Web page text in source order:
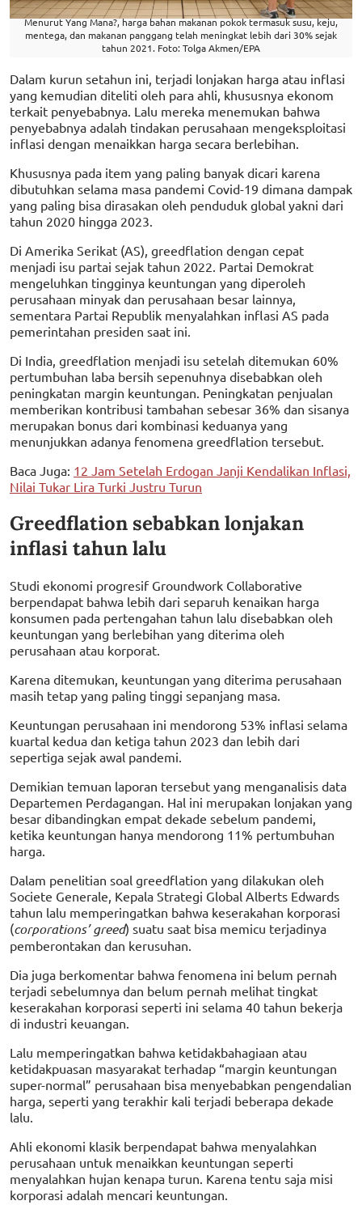
Menurut Yang Mana?, harga bahan makanan pokok termasuk susu, keju,
mentega, dan makanan panggang telah meningkat lebih dari 30% sejak
tahun 2021. Foto: Tolga Akmen/EPA
Dalam kurun setahun ini, terjadi lonjakan harga atau inflasi
yang kemudian diteliti oleh para ahli, khususnya ekonom
terkait penyebabnya. Lalu mereka menemukan bahwa
penyebabnya adalah tindakan perusahaan mengeksploitasi
inflasi dengan menaikkan harga secara berlebihan.
Khususnya pada item yang paling banyak dicari karena
dibutuhkan selama masa pandemi Covid-19 dimana dampak
yang paling bisa dirasakan oleh penduduk global yakni dari
tahun 2020 hingga 2023.
Di Amerika Serikat (AS), greedflation dengan cepat
menjadi isu partai sejak tahun 2022. Partai Demokrat
mengeluhkan tingginya keuntungan yang diperoleh
perusahaan minyak dan perusahaan besar lainnya,
sementara Partai Republik menyalahkan inflasi AS pada
pemerintahan presiden saat ini.
Di India, greedflation menjadi isu setelah ditemukan 60%
pertumbuhan laba bersih sepenuhnya disebabkan oleh
peningkatan margin keuntungan. Peningkatan penjualan
memberikan kontribusi tambahan sebesar 36% dan sisanya
merupakan bonus dari kombinasi keduanya yang
menunjukkan adanya fenomena greedflation tersebut.
Baca Juga: 12 Jam Setelah Erdogan Janji Kendalikan Inflasi,
Nilai Tukar Lira Turki Justru Turun
Greedflation sebabkan lonjakan
inflasi tahun lalu
Studi ekonomi progresif Groundwork Collaborative
berpendapat bahwa lebih dari separuh kenaikan harga
konsumen pada pertengahan tahun lalu disebabkan oleh
keuntungan yang berlebihan yang diterima oleh
perusahaan atau korporat.
Karena ditemukan, keuntungan yang diterima perusahaan
masih tetap yang paling tinggi sepanjang masa.
Keuntungan perusahaan ini mendorong 53% inflasi selama
kuartal kedua dan ketiga tahun 2023 dan lebih dari
sepertiga sejak awal pandemi.
Demikian temuan laporan tersebut yang menganalisis data
Departemen Perdagangan. Hal ini merupakan lonjakan yang
besar dibandingkan empat dekade sebelum pandemi,
ketika keuntungan hanya mendorong 11% pertumbuhan
harga.
Dalam penelitian soal greedflation yang dilakukan oleh
Societe Generale, Kepala Strategi Global Alberts Edwards
tahun lalu memperingatkan bahwa keserakahan korporasi
(corporations’ greed) suatu saat bisa memicu terjadinya
pemberontakan dan kerusuhan.
Dia juga berkomentar bahwa fenomena ini belum pernah
terjadi sebelumnya dan belum pernah melihat tingkat
keserakahan korporasi seperti ini selama 40 tahun bekerja
di industri keuangan.
Lalu memperingatkan bahwa ketidakbahagiaan atau
ketidakpuasan masyarakat terhadap “margin keuntungan
super-normal” perusahaan bisa menyebabkan pengendalian
harga, seperti yang terakhir kali terjadi beberapa dekade
lalu.
Ahli ekonomi klasik berpendapat bahwa menyalahkan
perusahaan untuk menaikkan keuntungan seperti
menyalahkan hujan kenapa turun. Karena tentu saja misi
korporasi adalah mencari keuntungan.